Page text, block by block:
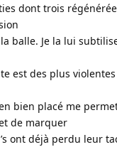
dont trois
balle. Je la lui
est des plus
bien placé me
de marquer
ont déjà perdu leur